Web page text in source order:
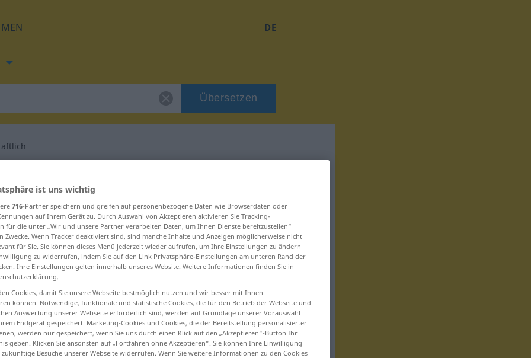
DE
Übersetzen
für "leidenschaftlich"
ist uns wichtig
716-Partner speichern und greifen auf personenbezogene Daten wie Browserdaten oder
auf Ihrem Gerät zu. Durch Auswahl von Akzeptieren aktivieren Sie Tracking-
für die unter „Wir und unsere Partner verarbeiten Daten, um Ihnen Dienste bereitzustellen“
Zwecke. Wenn Tracker deaktiviert sind, sind manche Inhalte und Anzeigen möglicherweise nicht
für Sie. Sie können dieses Menü jederzeit wieder aufrufen, um Ihre Einstellungen zu ändern
zu widerrufen, indem Sie auf den Link Privatsphäre-Einstellungen am unteren Rand der
Ihre Einstellungen gelten innerhalb unseres Website. Weitere Informationen finden Sie in
Cookies, damit Sie unsere Webseite bestmöglich nutzen und wir besser mit Ihnen
können. Notwendige, funktionale und statistische Cookies, die für den Betrieb der Webseite und
Auswertung unserer Webseite erforderlich sind, werden auf Grundlage unserer Vorauswahl
Endgerät gespeichert. Marketing-Cookies und Cookies, die der Bereitstellung personalisierter
werden nur gespeichert, wenn Sie uns durch einen Klick auf den „Akzeptieren“-Button Ihr
geben. Klicken Sie ansonsten auf „Fortfahren ohne Akzeptieren“. Sie können Ihre Einwilligung
Besuche unserer Webseite widerrufen. Wenn Sie weitere Informationen zu den Cookies